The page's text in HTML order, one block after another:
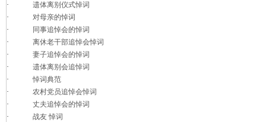
·
遗体离别仪式悼词
·
对母亲的悼词
·
同事追悼会的悼词
·
离休老干部追悼会悼词
·
妻子追悼会的悼词
·
遗体离别会追悼词
·
悼词典范
·
农村党员追悼会悼词
·
丈夫追悼会的悼词
·
战友 悼词